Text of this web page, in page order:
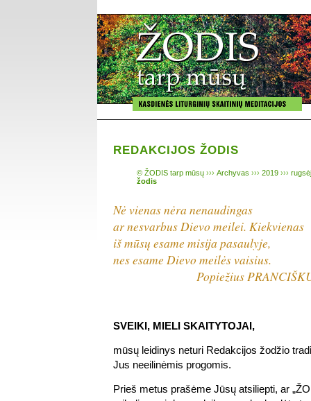
REDAKCIJOS ŽODIS
© ŽODIS tarp mūsų ››› Archyvas ››› 2019 ›››
žodis
Nė vienas nėra nenaudingas
ar nesvarbus Dievo meilei. Kiekvienas
iš mūsų esame misija pasaulyje,
nes esame Dievo meilės vaisius.
Popiežius
SVEIKI, MIELI SKAITYTOJAI,
mūsų leidinys neturi Redakcijos žodžio
Jus neeilinėmis progomis.
Prieš metus prašėme Jūsų atsiliepti, ar